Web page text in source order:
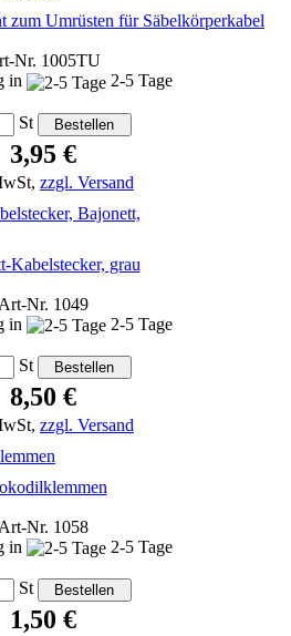
zum Umrüsten für Säbelkörperkabel
Nr. 1005TU
in
2-5 Tage
St
3,95 €
zzgl. Versand
Kabelstecker, grau
Art-Nr. 1049
in
2-5 Tage
St
8,50 €
zzgl. Versand
Art-Nr. 1058
in
2-5 Tage
St
1,50 €